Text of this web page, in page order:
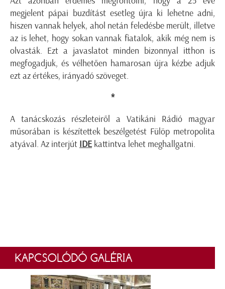
megjelent pápai buzdítást esetleg újra ki lehetne adni,
hiszen vannak helyek, ahol netán feledésbe merült, illetve
az is lehet, hogy sokan vannak fiatalok, akik még nem is
olvasták. Ezt a javaslatot minden bizonnyal itthon is
megfogadjuk, és vélhetően hamarosan újra kézbe adjuk
ezt az értékes, irányadó szöveget.
*
A tanácskozás részleteiről a Vatikáni Rádió magyar
műsorában is készítettek beszélgetést Fülöp metropolita
atyával. Az interjút IDEkattintva lehet meghallgatni.
KAPCSOLÓDÓ GALÉRIA